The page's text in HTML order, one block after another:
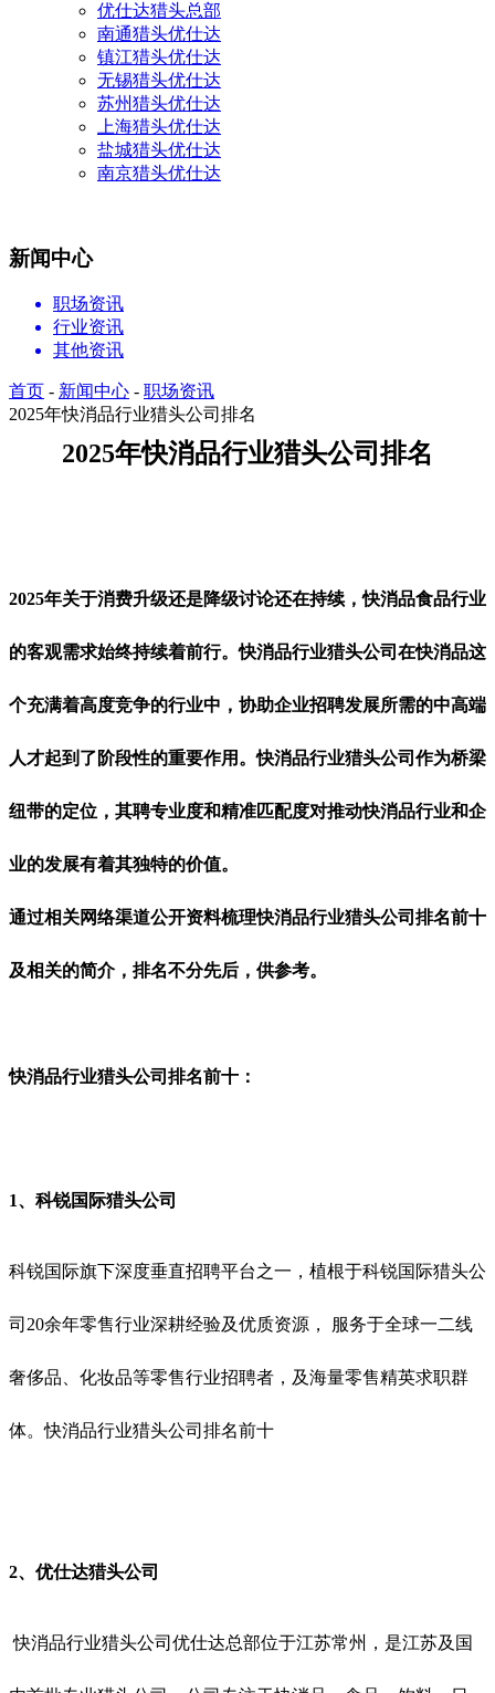
优仕达猎头总部
南通猎头优仕达
镇江猎头优仕达
无锡猎头优仕达
苏州猎头优仕达
上海猎头优仕达
盐城猎头优仕达
南京猎头优仕达
新闻中心
职场资讯
行业资讯
其他资讯
首页 - 新闻中心 - 职场资讯
2025年快消品行业猎头公司排名
2025年快消品行业猎头公司排名
2025年关于消费升级还是降级讨论还在持续，快消品食品行业
的客观需求始终持续着前行。快消品行业猎头公司在快消品这
个充满着高度竞争的行业中，协助企业招聘发展所需的中高端
人才起到了阶段性的重要作用。快消品行业猎头公司作为桥梁
纽带的定位，其聘专业度和精准匹配度对推动快消品行业和企
业的发展有着其独特的价值。
通过相关网络渠道公开资料梳理快消品行业猎头公司排名前十
及相关的简介，排名不分先后，供参考。
快消品行业猎头公司排名前十 ：
1、 科锐国际猎头公司
科锐国际旗下深度垂直招聘平台之一， 植根于科锐国际猎头公
司 20余年零售行业深耕经验及优质资源， 服务于全球一二线
奢侈品、化妆品等零售行业招聘者，及海量零售精英求职群
体。快消品行业猎头公司排名前十
2、 优仕达猎头公司
快消品行业猎头公司优仕达总部位于江苏常州，是江苏及国